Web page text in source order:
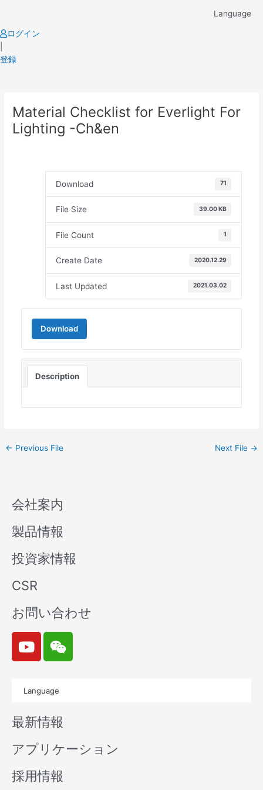
content
Language
ログイン
登録
Material Checklist for Everlight For
Lighting -Ch&en
Download 71
File Size 39.00 KB
File Count 1
Create Date 2020.12.29
Last Updated 2021.03.02
Download
Description
navigation
← Previous File Next File →
会社案内
製品情報
投資家情報
CSR
お問い合わせ
Y
o
u
b
e
W
e
i
n
Language
最新情報
アプリケーション
採用情報